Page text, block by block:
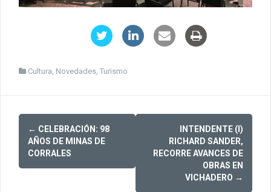
Cultura Novedades Turismo
Post
navigation
← CELEBRACIÓN: 98
AÑOS DE MINAS DE
CORRALES
INTENDENTE (I)
RICHARD SANDER,
RECORRE AVANCES DE
OBRAS EN
VICHADERO →